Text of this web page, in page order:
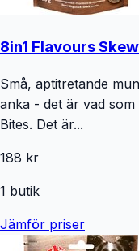
8in1 Flavours
Små, aptitretande
anka - det är vad
Bites. Det är...
188 kr
1 butik
Jämför priser